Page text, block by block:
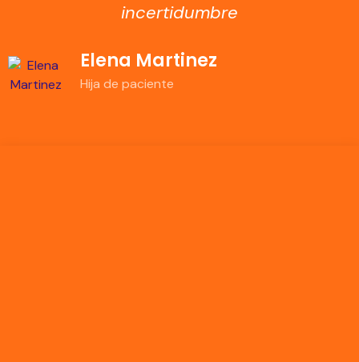
incertidumbre
Elena Martinez
Hija de paciente